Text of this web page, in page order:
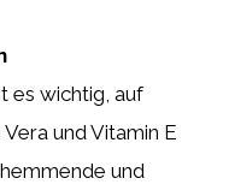
es wichtig, auf
und Vitamin E
und